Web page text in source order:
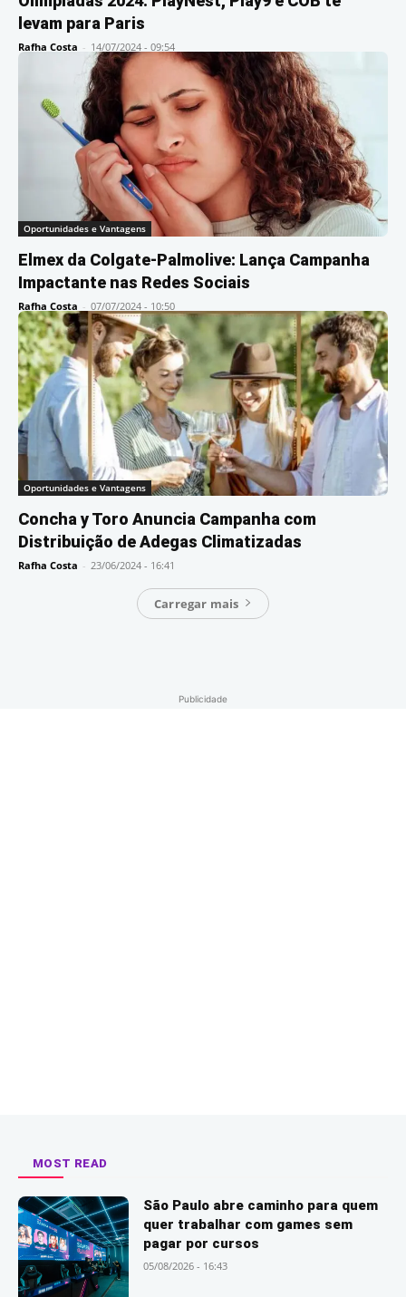
levam para Paris
Rafha Costa - 14/07/2024 - 09:54
Oportunidades e Vantagens
Elmex da Colgate-Palmolive: Lança Campanha
Impactante nas Redes Sociais
Rafha Costa - 07/07/2024 - 10:50
Oportunidades e Vantagens
Concha y Toro Anuncia Campanha com
Distribuição de Adegas Climatizadas
Rafha Costa - 23/06/2024 - 16:41
Carregar mais
Publicidade
MOST READ
São Paulo abre caminho para quem
quer trabalhar com games sem
pagar por cursos
05/08/2026 - 16:43